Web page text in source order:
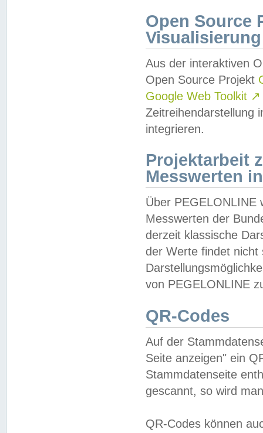
Open Source
Visualisierung
Aus der interaktiven
Open Source Projekt
Google Web Toolkit ↗
Zeitreihendarstellung
integrieren.
Projektarbeit
Messwerten
Über PEGELONLINE
Messwerten der
derzeit klassische
der Werte findet
von PEGELONLINE
QR-Codes
Auf der
Seite anzeigen" ein
Stammdatenseite
gescannt, so wird
QR-Codes können